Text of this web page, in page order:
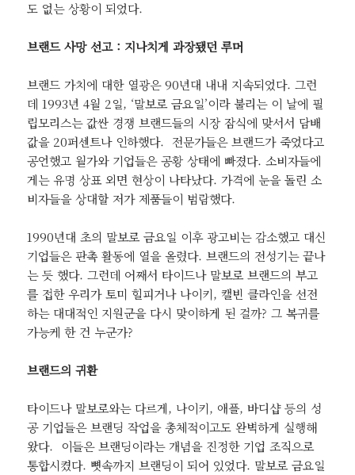
도 없는 상황이 되었다.
브랜드 사망 선고 : 지나치게 과장됐던 루머
브랜드 가치에 대한 열광은 90년대 내내 지속되었다. 그런
데 1993년 4월 2일, ‘말보로 금요일’이라 불리는 이 날에 필
립모리스는 값싼 경쟁 브랜드들의 시장 잠식에 맞서서 담배
값을 20퍼센트나 인하했다. 전문가들은 브랜드가 죽었다고
공언했고 월가와 기업들은 공황 상태에 빠졌다. 소비자들에
게는 유명 상표 외면 현상이 나타났다. 가격에 눈을 돌린 소
비자들을 상대할 저가 제품들이 범람했다.
1990년대 초의 말보로 금요일 이후 광고비는 감소했고 대신
기업들은 판촉 활동에 열을 올렸다. 브랜드의 전성기는 끝나
는 듯 했다. 그런데 어째서 타이드나 말보로 브랜드의 부고
를 접한 우리가 토미 힐피거나 나이키, 캘빈 클라인을 선전
하는 대대적인 지원군을 다시 맞이하게 된 걸까? 그 복귀를
가능케 한 건 누군가?
브랜드의 귀환
타이드나 말보로와는 다르게, 나이키, 애플, 바디샵 등의 성
공 기업들은 브랜딩 작업을 총체적이고도 완벽하게 실행해
왔다. 이들은 브랜딩이라는 개념을 진정한 기업 조직으로
통합시켰다. 뼛속까지 브랜딩이 되어 있었다. 말보로 금요일